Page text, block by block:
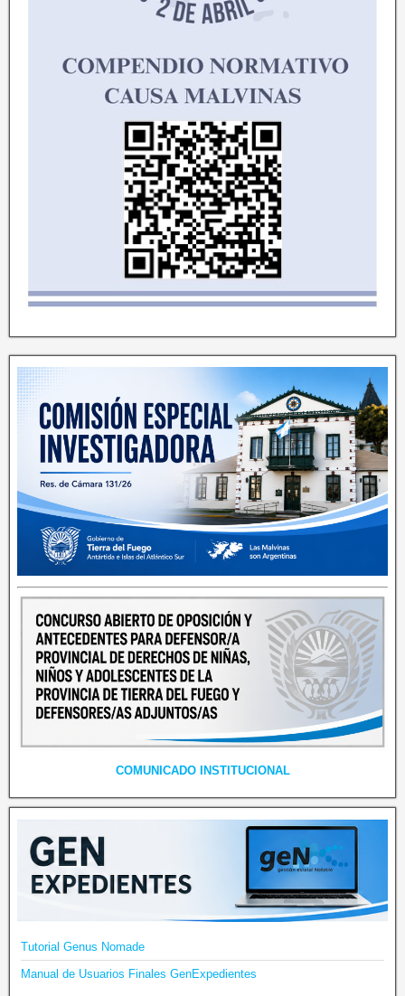
COMUNICADO INSTITUCIONAL
Tutorial Genus Nomade
Manual de Usuarios Finales GenExpedientes